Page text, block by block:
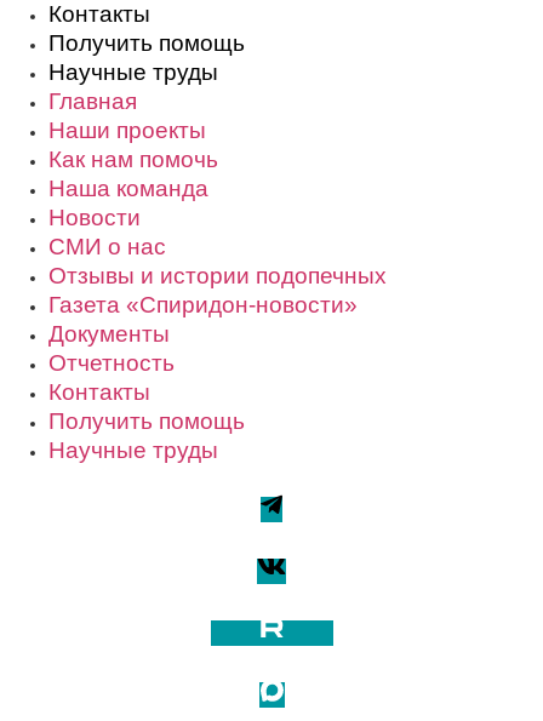
Контакты
Получить помощь
Научные труды
Главная
Наши проекты
Как нам помочь
Наша команда
Новости
СМИ о нас
Отзывы и истории подопечных
Газета «Спиридон-новости»
Документы
Отчетность
Контакты
Получить помощь
Научные труды